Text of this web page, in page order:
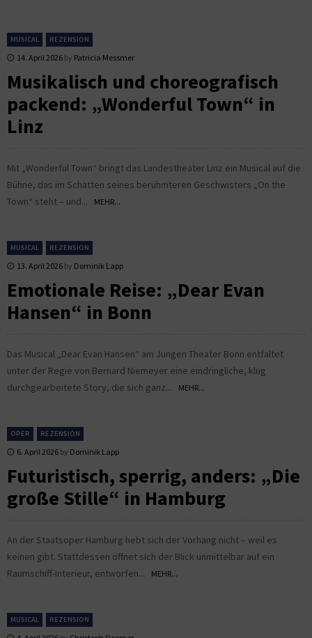
MUSICAL REZENSION
14. April 2026 by Patricia Messmer
Musikalisch und choreografisch
packend: „Wonderful Town“ in
Linz
Mit „Wonderful Town“ bringt das Landestheater Linz ein Musical auf die
Bühne, das im Schatten seines berühmteren Geschwisters „On the
Town“ steht – und...
MEHR...
MUSICAL REZENSION
13. April 2026 by Dominik Lapp
Emotionale Reise: „Dear Evan
Hansen“ in Bonn
Das Musical „Dear Evan Hansen“ am Jungen Theater Bonn entfaltet
unter der Regie von Bernard Niemeyer eine eindringliche, klug
durchgearbeitete Story, die sich ganz...
MEHR...
OPER REZENSION
6. April 2026 by Dominik Lapp
Futuristisch, sperrig, anders: „Die
große Stille“ in Hamburg
An der Staatsoper Hamburg hebt sich der Vorhang nicht – weil es
keinen gibt. Stattdessen öffnet sich der Blick unmittelbar auf ein
Raumschiff-Interieur, entworfen...
MEHR...
MUSICAL REZENSION